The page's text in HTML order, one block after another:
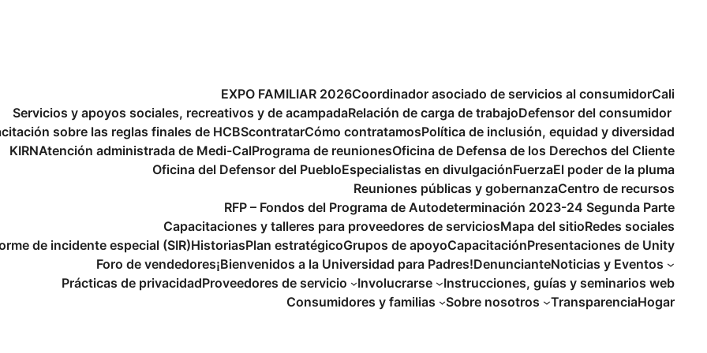
EXPO FAMILIAR 2026Coordinador asociado de servicios al consumidorCali
Servicios y apoyos sociales, recreativos y de acampadaRelación de carga de trabajoDefensor del consumidor
sobre las reglas finales de HCBScontratarCómo contratamosPolítica de inclusión, equidad y diversidad
KIRNAtención administrada de Medi-CalPrograma de reunionesOficina de Defensa de los Derechos del Cliente
Oficina del Defensor del PuebloEspecialistas en divulgaciónFuerzaEl poder de la pluma
Reuniones públicas y gobernanzaCentro de recursos
RFP – Fondos del Programa de Autodeterminación 2023-24 Segunda Parte
Capacitaciones y talleres para proveedores de serviciosMapa del sitioRedes sociales
de incidente especial (SIR)HistoriasPlan estratégicoGrupos de apoyoCapacitaciónPresentaciones de Unity
Foro de vendedores¡Bienvenidos a la Universidad para Padres!DenuncianteNoticias y Eventos
Prácticas de privacidadProveedores de servicio Involucrarse
Instrucciones, guías y seminarios web
Consumidores y familias
Sobre nosotros TransparenciaHogar